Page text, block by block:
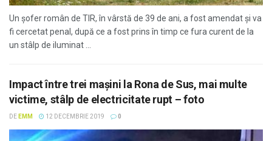
Un şofer român de TIR, în vârstă de 39 de ani, a fost amendat şi va
fi cercetat penal, după ce a fost prins în timp ce fura curent de la
un stâlp de iluminat ...
Impact între trei maşini la Rona de Sus, mai multe
victime, stâlp de electricitate rupt – foto
DE EMM 12 DECEMBRIE 2019 0